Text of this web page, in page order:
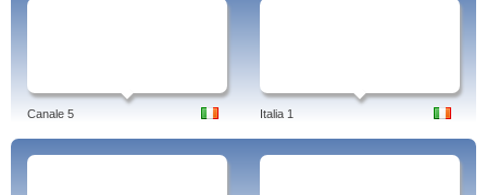
Canale 5 Italia 1